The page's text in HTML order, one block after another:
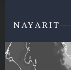
NAYARIT